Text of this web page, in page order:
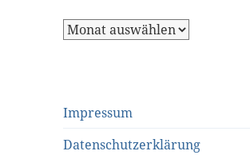
Ältere
Impressum
Datenschutzerklärung